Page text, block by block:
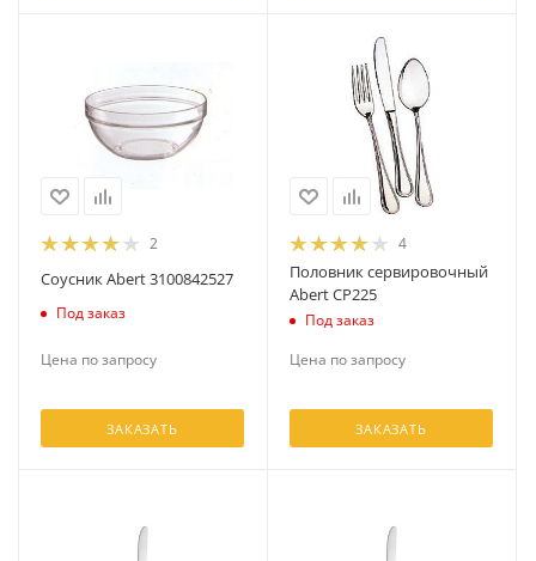
2
Соусник Abert 3100842527
Под заказ
Цена по запросу
ЗАКАЗАТЬ
4
Половник сервировочный
Abert CP225
Под заказ
Цена по запросу
ЗАКАЗАТЬ